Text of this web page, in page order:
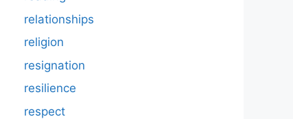
relationships
religion
resignation
resilience
respect